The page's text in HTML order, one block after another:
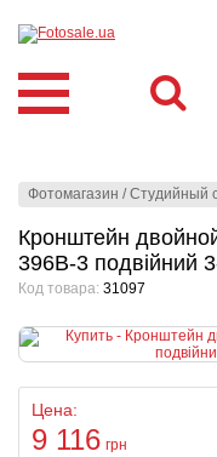
Фотомагазин /Студийный
Кронштейн
396В-3 подвійний
Код товара: 31097
Цена:
9 116 грн